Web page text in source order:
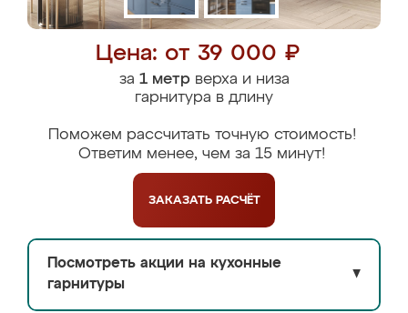
Цена: от 39 000 ₽
за 1 метрверха и низа
гарнитура в длину
Поможем рассчитать точную стоимость!
Ответим менее, чем за 15 минут!
ЗАКАЗАТЬ РАСЧЁТ
Посмотреть акции на кухонные
гарнитуры
▼